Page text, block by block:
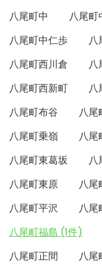
八尾町中
八尾町
八尾町中仁歩
八
八尾町西川倉
八
八尾町西新町
八
八尾町布谷
八尾
八尾町乗嶺
八尾
八尾町東葛坂
八
八尾町東原
八尾
八尾町平沢
八尾
八尾町福島 (1件)
八尾町正間
八尾